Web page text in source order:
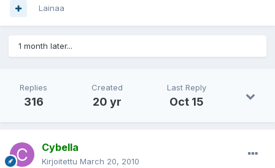
Lainaa
1 month later...
Replies
316
Created
20 yr
Last Reply
Oct 15
Cybella
Kirjoitettu March 20, 2010